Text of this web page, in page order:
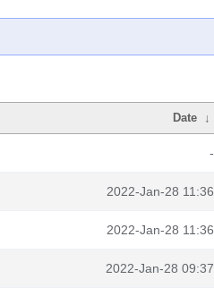
Date ↓
-
2022-Jan-28 11:36
2022-Jan-28 11:36
2022-Jan-28 09:37